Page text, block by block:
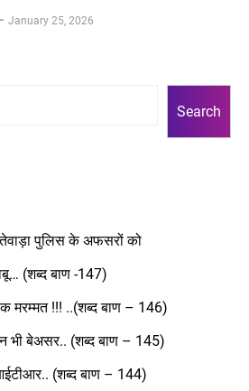
January 25, 2026
Search
पुलिस के अफसरों को
(शब्द बाण -147)
मरम्मत !!! ..(शब्द बाण – 146)
भी बेअसर.. (शब्द बाण – 145)
(शब्द बाण – 144)